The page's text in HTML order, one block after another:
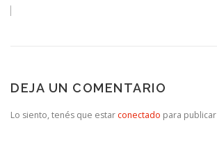
DEJA UN COMENTARIO
Lo siento, tenés que estar conectado para